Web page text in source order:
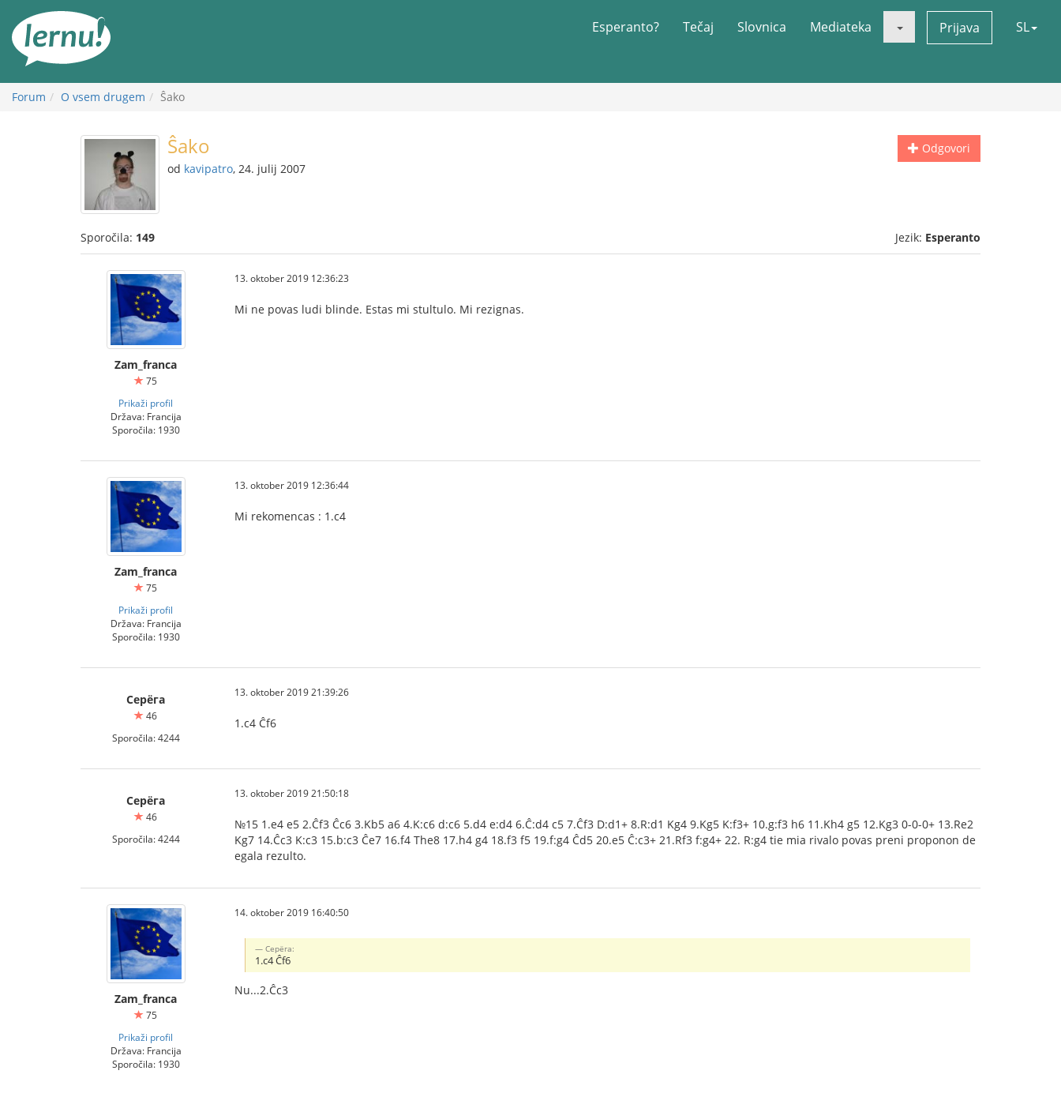
vsebini
Esperanto? Tečaj Slovnica Mediateka Prijava SL
Forum O vsem drugem Ŝako
Odgovori
Ŝako
od kavipatro, 24. julij 2007
Sporočila: 149 Jezik: Esperanto
Zam_franca
75
Prikaži profil
Država: Francija
Sporočila: 1930
13. oktober 2019 12:36:23
Mi ne povas ludi blinde. Estas mi stultulo. Mi rezignas.
Zam_franca
75
Prikaži profil
Država: Francija
Sporočila: 1930
13. oktober 2019 12:36:44
Mi rekomencas : 1.c4
Серёга
46
Sporočila: 4244
13. oktober 2019 21:39:26
1.c4 Ĉf6
Серёга
46
Sporočila: 4244
13. oktober 2019 21:50:18
№15 1.e4 e5 2.Ĉf3 Ĉc6 3.Kb5 a6 4.K:c6 d:c6 5.d4 e:d4 6.Ĉ:d4 c5 7.Ĉf3 D:d1+ 8.R:d1 Kg4 9.Kg5 K:f3+ 10.g:f3 h6 11.Kh4 g5 12.Kg3 0-0-0+ 13.Re2
Kg7 14.Ĉc3 K:c3 15.b:c3 Ĉe7 16.f4 The8 17.h4 g4 18.f3 f5 19.f:g4 Ĉd5 20.e5 Ĉ:c3+ 21.Rf3 f:g4+ 22. R:g4 tie mia rivalo povas preni proponon de
egala rezulto.
Zam_franca
75
Prikaži profil
Država: Francija
Sporočila: 1930
14. oktober 2019 16:40:50
Серёга:
1.c4 Ĉf6
Nu...2.Ĉc3